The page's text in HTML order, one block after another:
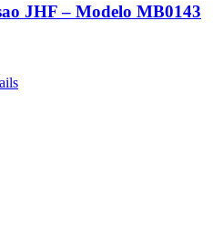
JHF – Modelo MB0143